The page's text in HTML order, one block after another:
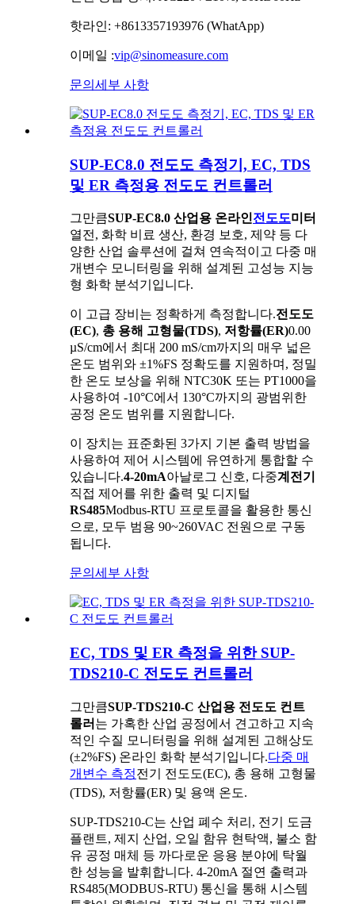
핫라인: +8613357193976 (WhatApp)
이메일 :vip@sinomeasure.com
문의 세부 사항
SUP-EC8.0 전도도 측정기, EC, TDS
및 ER 측정용 전도도 컨트롤러
그만큼SUP-EC8.0 산업용 온라인전도도미터
열전, 화학 비료 생산, 환경 보호, 제약 등 다
양한 산업 솔루션에 걸쳐 연속적이고 다중 매
개변수 모니터링을 위해 설계된 고성능 지능
형 화학 분석기입니다.
이 고급 장비는 정확하게 측정합니다.전도도
(EC), 총 용해 고형물(TDS), 저항률(ER)0.00
µS/cm에서 최대 200 mS/cm까지의 매우 넓은
온도 범위와 ±1%FS 정확도를 지원하며, 정밀
한 온도 보상을 위해 NTC30K 또는 PT1000을
사용하여 -10°C에서 130°C까지의 광범위한
공정 온도 범위를 지원합니다.
이 장치는 표준화된 3가지 기본 출력 방법을
사용하여 제어 시스템에 유연하게 통합할 수
있습니다.4-20mA아날로그 신호, 다중계전기
직접 제어를 위한 출력 및 디지털
RS485Modbus-RTU 프로토콜을 활용한 통신
으로, 모두 범용 90~260VAC 전원으로 구동
됩니다.
문의 세부 사항
EC, TDS 및 ER 측정을 위한 SUP-
TDS210-C 전도도 컨트롤러
그만큼SUP-TDS210-C 산업용 전도도 컨트
롤러 는 가혹한 산업 공정에서 견고하고 지속
적인 수질 모니터링을 위해 설계된 고해상도
(±2%FS) 온라인 화학 분석기입니다.다중 매
개변수 측정전기 전도도(EC), 총 용해 고형물
(TDS), 저항률(ER) 및 용액 온도.
SUP-TDS210-C는 산업 폐수 처리, 전기 도금
플랜트, 제지 산업, 오일 함유 현탁액, 불소 함
유 공정 매체 등 까다로운 응용 분야에 탁월
한 성능을 발휘합니다. 4-20mA 절연 출력과
RS485(MODBUS-RTU) 통신을 통해 시스템